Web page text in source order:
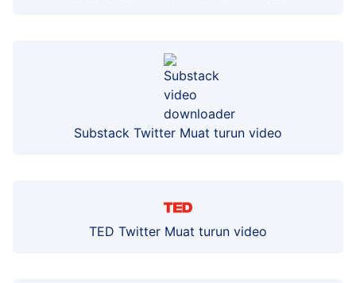
Substack Twitter Muat turun video
TED Twitter Muat turun video